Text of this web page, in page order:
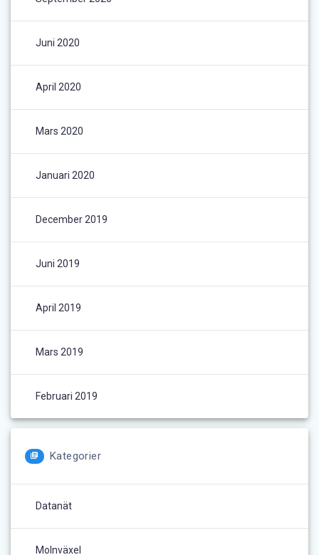
Juni 2020
April 2020
Mars 2020
Januari 2020
December 2019
Juni 2019
April 2019
Mars 2019
Februari 2019
Kategorier
Datanät
Molnväxel